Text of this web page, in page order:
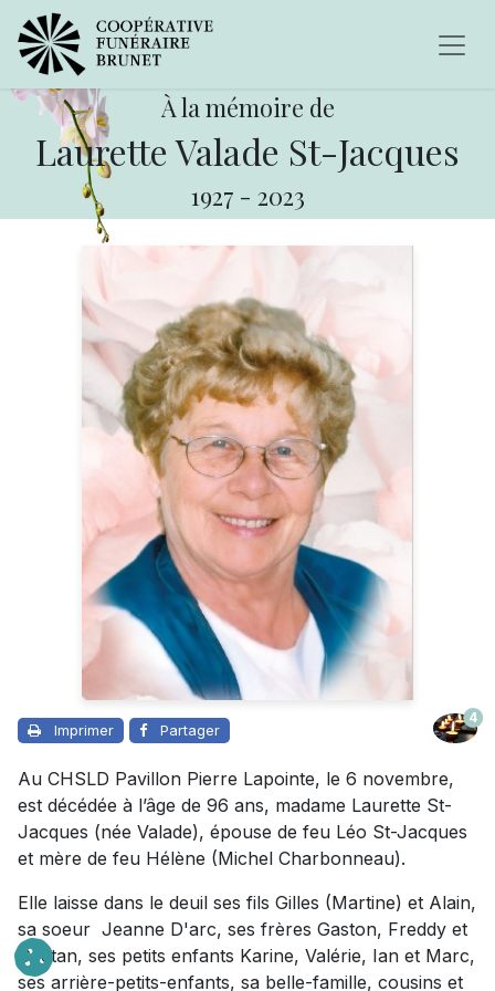
À la mémoire de
Laurette Valade St-Jacques
1927 - 2023
Imprimer Partager
4
Au CHSLD Pavillon Pierre Lapointe, le 6 novembre,
est décédée à l’âge de 96 ans, madame Laurette St-
Jacques (née Valade), épouse de feu Léo St-Jacques
et mère de feu Hélène (Michel Charbonneau).
Elle laisse dans le deuil ses fils Gilles (Martine) et Alain,
sa soeur Jeanne D'arc, ses frères Gaston, Freddy et
Gaetan, ses petits enfants Karine, Valérie, Ian et Marc,
ses arrière-petits-enfants, sa belle-famille, cousins et